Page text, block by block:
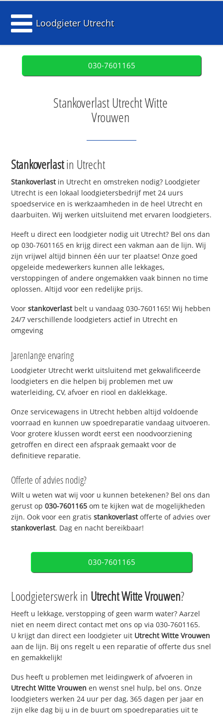
Loodgieter Utrecht
030-7601165
Stankoverlast Utrecht Witte
Vrouwen
Stankoverlastin Utrecht
Stankoverlastin Utrecht en omstreken nodig? Loodgieter
Utrecht is een lokaal loodgietersbedrijf met 24 uurs
spoedservice en is werkzaamheden in de heel Utrecht en
daarbuiten. Wij werken uitsluitend met ervaren loodgieters.
Heeft u direct een loodgieter nodig uit Utrecht? Bel ons dan
op 030-7601165 en krijg direct een vakman aan de lijn. Wij
zijn vrijwel altijd binnen één uur ter plaatse! Onze goed
opgeleide medewerkers kunnen alle lekkages,
verstoppingen of andere ongemakken vaak binnen no time
oplossen. Altijd voor een redelijke prijs.
Voorstankoverlastbelt u vandaag 030-7601165! Wij hebben
24/7 verschillende loodgieters actief in Utrecht en
omgeving
Jarenlange ervaring
Loodgieter Utrecht werkt uitsluitend met gekwalificeerde
loodgieters en die helpen bij problemen met uw
waterleiding, CV, afvoer en riool en daklekkage.
Onze servicewagens in Utrecht hebben altijd voldoende
voorraad en kunnen uw spoedreparatie vandaag uitvoeren.
Voor grotere klussen wordt eerst een noodvoorziening
getroffen en direct een afspraak gemaakt voor de
definitieve reparatie.
Offerte of advies nodig?
Wilt u weten wat wij voor u kunnen betekenen? Bel ons dan
gerust op030-7601165 om te kijken wat de mogelijkheden
zijn. Ook voor een gratisstankoverlastofferte of advies over
stankoverlast. Dag en nacht bereikbaar!
030-7601165
Loodgieterswerk in Utrecht Witte Vrouwen?
Heeft u lekkage, verstopping of geen warm water? Aarzel
niet en neem direct contact met ons op via 030-7601165.
U krijgt dan direct een loodgieter uit Utrecht Witte Vrouwen
aan de lijn. Bij ons regelt u een reparatie of offerte dus snel
en gemakkelijk!
Dus heeft u problemen met leidingwerk of afvoeren in
Utrecht Witte Vrouwen en wenst snel hulp, bel ons. Onze
loodgieters werken 24 uur per dag, 365 dagen per jaar en
zijn elke dag bij u in de buurt om spoedreparaties uit te